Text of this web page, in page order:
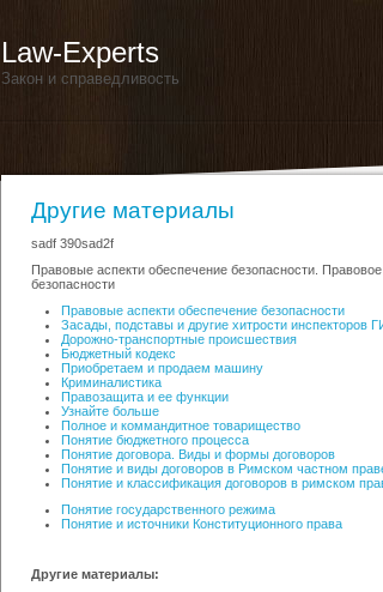
Law-Experts
Закон и справедливость
Другие материалы
sadf 390sad2f
Правовые аспекти обеспечение безопасности.
безопасности
Правовые аспекти обеспечение безопасности
Засады, подставы и другие хитрости инспекторов
Дорожно-транспортные происшествия
Бюджетный кодекс
Приобретаем и продаем машину
Криминалистика
Правозащита и ее функции
Узнайте больше
Полное и коммандитное товарищество
Понятие бюджетного процесса
Понятие договора. Виды и формы договоров
Понятие и виды договоров в Римском частном
Понятие и классификация договоров в римском
Понятие государственного режима
Понятие и источники Конституционного права
Другие материалы: